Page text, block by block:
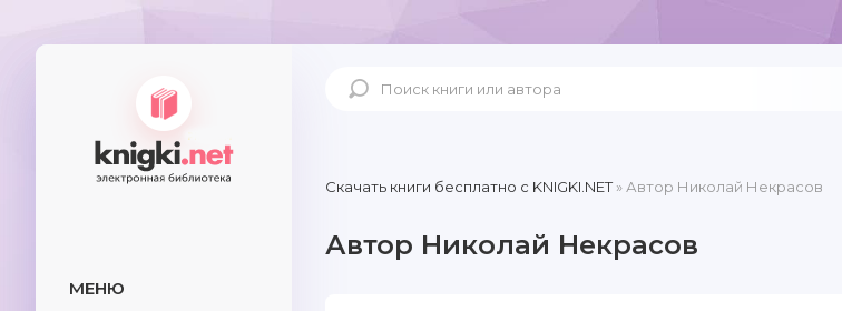
МЕНЮ
Скачать книги бесплатно c KNIGKI.NET» Автор Николай Некрасов
Автор Николай Некрасов